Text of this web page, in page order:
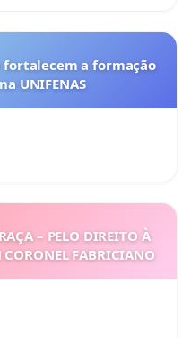
fortalecem a formação
UNIFENAS
– PELO DIREITO À
CORONEL FABRICIANO